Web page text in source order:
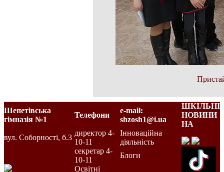
Шепетівська
гімназія №1
Телефони
e-mail:
shzosh1@i.ua
ШКІЛЬНІ
НОВИНИ
НА
вул. Соборності, б.3
директор 4-
10-11
Інноваційна
діяльність
секретар 4-
10-11
Блоги
Освітні